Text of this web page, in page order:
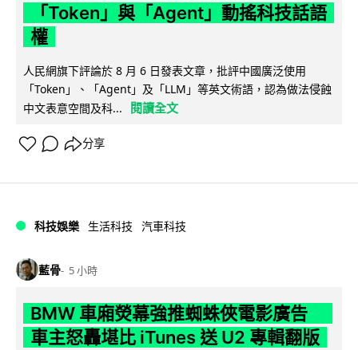
「Token」與「Agent」動搖科技話語
權
人民網旗下評論於 8 月 6 日發表文章，批評中國廣泛使用
「Token」、「Agent」及「LLM」等英文術語，認為做法侵蝕
中文表意空間及科...
閱讀全文
分享
科技娛樂 生活科技 汽車科技
藍骨 5 小時
BMW 車廂熒幕強推蜘蛛俠電影廣告
車主怒轟堪比 iTunes 送 U2 專輯翻版